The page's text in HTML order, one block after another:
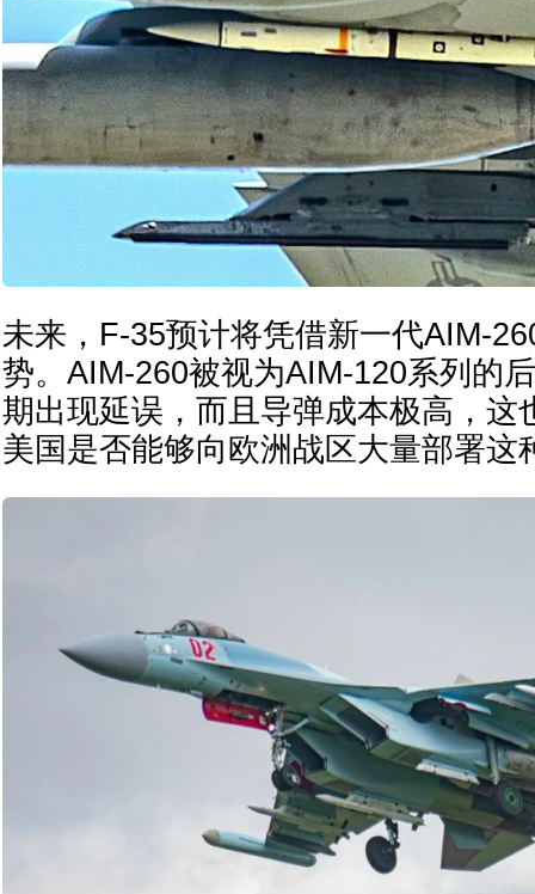
未来，F-35预计将凭借新一代AIM-
势。AIM-260被视为AIM-120系列的
期出现延误，而且导弹成本极高，这
美国是否能够向欧洲战区大量部署这